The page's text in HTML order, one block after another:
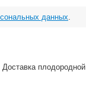
данных.
плодородной